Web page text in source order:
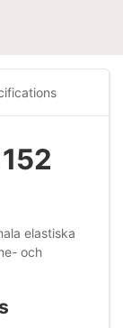
elastiska
och